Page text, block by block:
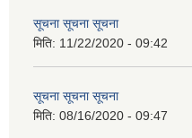
सूचना सूचना सूचना
मिति: 11/22/2020 - 09:42
सूचना सूचना सूचना
मिति: 08/16/2020 - 09:47